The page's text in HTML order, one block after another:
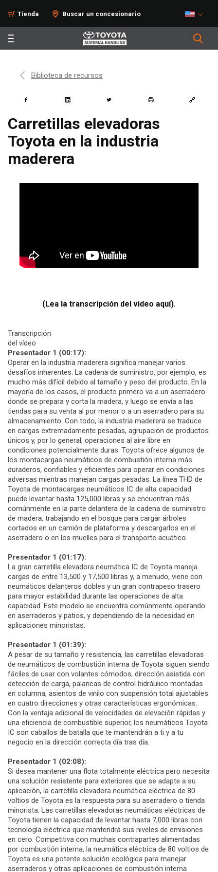
Tienda Buscar un concesionario
Biblioteca de recursos
Carretillas elevadoras
Toyota en la industria
maderera
(Lea la transcripción del video aquí).
Transcripción
del vídeo
Presentador 1 (00:17):
Operar en la industria maderera significa manejar varios
desafíos inherentes. La cadena de suministro, por ejemplo, es
mucho más difícil debido al tamaño y peso del producto. En la
mayoría de los casos, el producto primero va a un aserradero
donde se prepara y corta la madera, y luego se envía a las
tiendas para su venta al por menor o a un aserradero para su
almacenamiento. Con todo, la industria maderera se traduce
en cargas extremadamente pesadas, agrupación de productos
únicos y, por lo general, operaciones al aire libre en
condiciones potencialmente duras. Toyota ofrece algunos de
los montacargas neumáticos de combustión interna más
duraderos, confiables y eficientes para operar en condiciones
adversas mientras manejan cargas pesadas. La línea THD de
Toyota de montacargas neumáticos IC de alta capacidad
puede levantar hasta 125,000 libras y se encuentran más
comúnmente en la parte delantera de la cadena de suministro
de madera, trabajando en el bosque para cargar árboles
cortados en un camión de plataforma y descargarlos en el
aserradero o en los muelles para el transporte acuático.
Presentador 1 (01:17):
La gran carretilla elevadora neumática IC de Toyota maneja
cargas de entre 13,500 y 17,500 libras y, a menudo, viene con
neumáticos delanteros dobles y un gran contrapeso trasero
para mayor estabilidad durante las operaciones de alta
capacidad. Este modelo se encuentra comúnmente operando
en aserraderos y patios, y dependiendo de la necesidad en
aplicaciones minoristas.
Presentador 1 (01:39):
A pesar de su tamaño y resistencia, las carretillas elevadoras
de neumáticos de combustión interna de Toyota siguen siendo
fáciles de usar con volantes cómodos, dirección asistida con
detección de carga, palancas de control hidráulico montadas
en columna, asientos de vinilo con suspensión total ajustables
en cuatro direcciones y otras características ergonómicas.
Con la ventaja adicional de velocidades de elevación rápidas y
una eficiencia de combustible superior, los neumáticos Toyota
IC son caballos de batalla que te mantendrán a ti y a tu
negocio en la dirección correcta día tras día.
Presentador 1 (02:08):
Si desea mantener una flota totalmente eléctrica pero necesita
una solución resistente para exteriores que se adapte a su
aplicación, la carretilla elevadora neumática eléctrica de 80
voltios de Toyota es la respuesta para su aserradero o tienda
minorista. Las carretillas elevadoras neumáticas eléctricas de
Toyota tienen la capacidad de levantar hasta 7,000 libras con
tecnología eléctrica que mantendrá sus niveles de emisiones
en cero. Competitiva con muchas contrapartes alimentadas
por combustión interna, la neumática eléctrica de 80 voltios de
Toyota es una potente solución ecológica para manejar
aserraderos y otras aplicaciones de combustión interna